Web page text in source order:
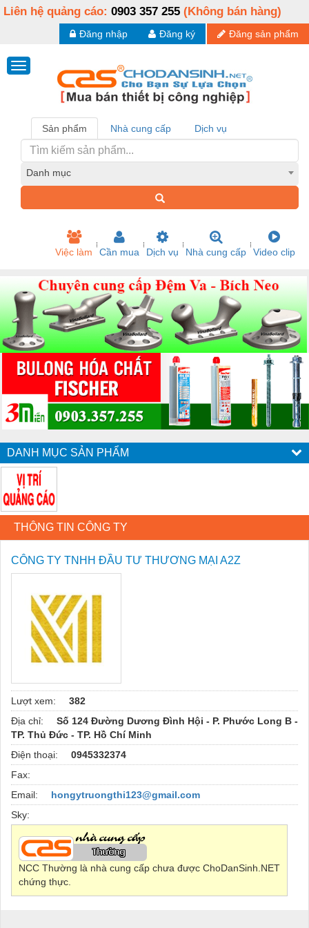
Liên hệ quảng cáo: 0903 357 255 (Không bán hàng)
Đăng sản phẩm
Đăng ký
Đăng nhập
Sản phẩm Nhà cung cấp Dịch vụ
Danh mục
Việc làm Cần mua Dịch vụ Nhà cung cấp Video clip
DANH MỤC SẢN PHẨM
THÔNG TIN CÔNG TY
CÔNG TY TNHH ĐẦU TƯ THƯƠNG MẠI A2Z
Lượt xem:
382
Địa chỉ:
Số 124 Đường Dương Đình Hội - P. Phước Long B -
TP. Thủ Đức - TP. Hồ Chí Minh
Điện thoại:
0945332374
Fax:
Email:
hongytruongthi123@gmail.com
Sky:
NCC Thường là nhà cung cấp chưa được ChoDanSinh.NET
chứng thực.